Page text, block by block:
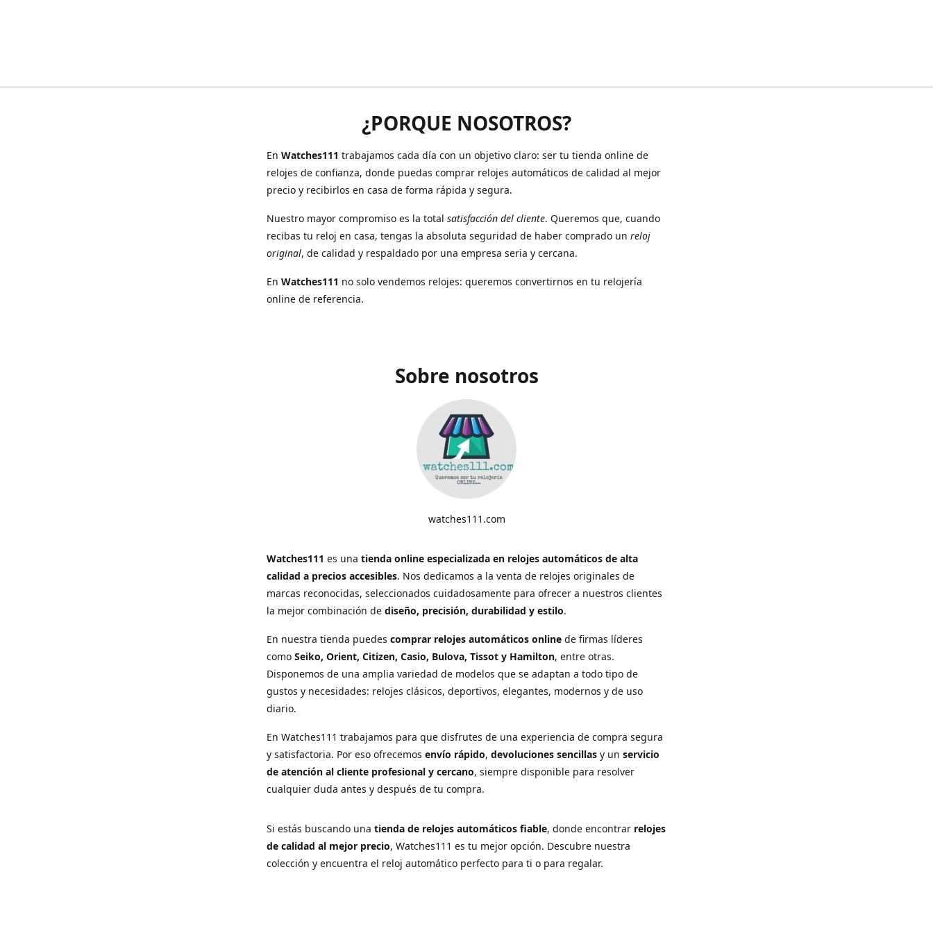
¿PORQUE NOSOTROS?
En Watches111 trabajamos cada día con un objetivo claro: ser tu tienda online de
relojes de confianza, donde puedas comprar relojes automáticos de calidad al mejor
precio y recibirlos en casa de forma rápida y segura.
Nuestro mayor compromiso es la total satisfacción del cliente. Queremos que, cuando
recibas tu reloj en casa, tengas la absoluta seguridad de haber comprado un reloj
original, de calidad y respaldado por una empresa seria y cercana.
En Watches111 no solo vendemos relojes: queremos convertirnos en tu relojería
online de referencia.
Sobre nosotros
watches111.com
Watches111 es una tienda online especializada en relojes automáticos de alta
calidad a precios accesibles. Nos dedicamos a la venta de relojes originales de
marcas reconocidas, seleccionados cuidadosamente para ofrecer a nuestros clientes
la mejor combinación de diseño, precisión, durabilidad y estilo.
En nuestra tienda puedes comprar relojes automáticos online de firmas líderes
como Seiko, Orient, Citizen, Casio, Bulova, Tissot y Hamilton, entre otras.
Disponemos de una amplia variedad de modelos que se adaptan a todo tipo de
gustos y necesidades: relojes clásicos, deportivos, elegantes, modernos y de uso
diario.
En Watches111 trabajamos para que disfrutes de una experiencia de compra segura
y satisfactoria. Por eso ofrecemos envío rápido, devoluciones sencillas y un servicio
de atención al cliente profesional y cercano, siempre disponible para resolver
cualquier duda antes y después de tu compra.
Si estás buscando una tienda de relojes automáticos fiable, donde encontrar relojes
de calidad al mejor precio, Watches111 es tu mejor opción. Descubre nuestra
colección y encuentra el reloj automático perfecto para ti o para regalar.